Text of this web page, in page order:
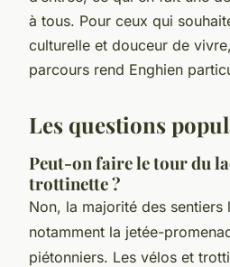
à tous. Pour ceux qui
culturelle et douceur de
parcours rend Enghien
Les questions
Peut-on faire le tour du
trottinette ?
Non, la majorité des sentiers
notamment la jetée-
piétonniers. Les vélos et